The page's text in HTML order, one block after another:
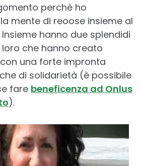
perchè ho
mente di reoose insieme al
Insieme hanno due splendidi
che hanno creato
una forte impronta
di solidarietà (è possibile
fare beneficenza ad Onlus
).